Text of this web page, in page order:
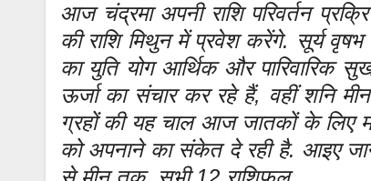
आज चंद्रमा अपनी राशि परिवर्तन
की राशि मिथुन में प्रवेश करेंगे. सूर्य
का युति योग आर्थिक और
ऊर्जा का संचार कर रहे हैं, वहीं शनि
ग्रहों की यह चाल आज जातकों के लिए
को अपनाने का संकेत दे रही है. आइए